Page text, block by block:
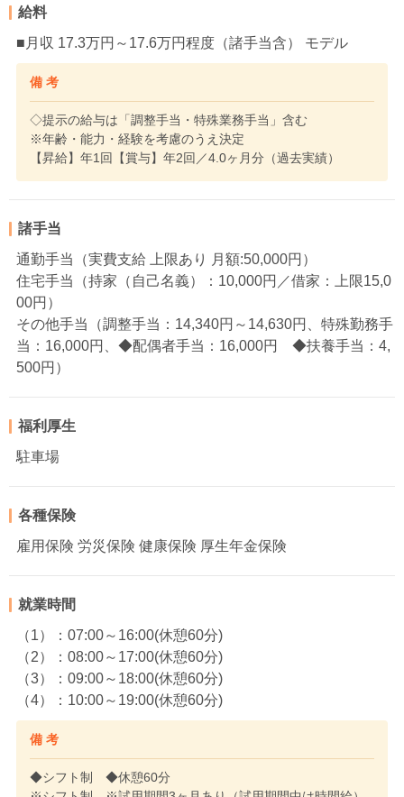
給料
■月収 17.3万円～17.6万円程度（諸手当含） モデル
備 考
◇提示の給与は「調整手当・特殊業務手当」含む
※年齢・能力・経験を考慮のうえ決定
【昇給】年1回【賞与】年2回／4.0ヶ月分（過去実績）
諸手当
通勤手当（実費支給 上限あり 月額:50,000円）
住宅手当（持家（自己名義）：10,000円／借家：上限15,0
00円）
その他手当（調整手当：14,340円～14,630円、特殊勤務手
当：16,000円、◆配偶者手当：16,000円 ◆扶養手当：4,
500円）
福利厚生
駐車場
各種保険
雇用保険 労災保険 健康保険 厚生年金保険
就業時間
（1）：07:00～16:00(休憩60分)
（2）：08:00～17:00(休憩60分)
（3）：09:00～18:00(休憩60分)
（4）：10:00～19:00(休憩60分)
備 考
◆シフト制 ◆休憩60分